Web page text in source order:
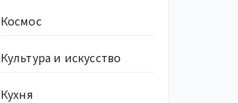
Космос
Культура и искусство
Кухня